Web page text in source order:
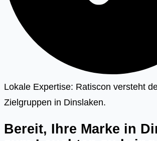
Lokale Expertise: Ratiscon versteht
Zielgruppen in Dinslaken.
Bereit, Ihre Marke in